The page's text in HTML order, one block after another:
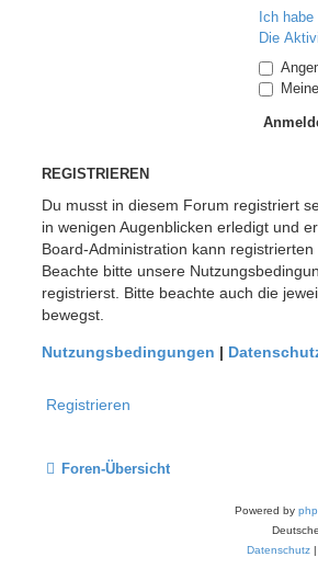
Ich
Die
REGISTRIEREN
Du musst in diesem Forum registriert
in wenigen Augenblicken erledigt und
Board-Administration kann
Beachte bitte unsere
registrierst. Bitte beachte auch die
bewegst.
Nutzungsbedingungen |
Registrieren
Foren-Übersicht
Powered by
Datenschutz|